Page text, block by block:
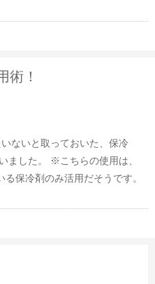
術！
ないと取っておいた、保冷
ました。 ※こちらの使用は、
る保冷剤のみ活用だそうです。